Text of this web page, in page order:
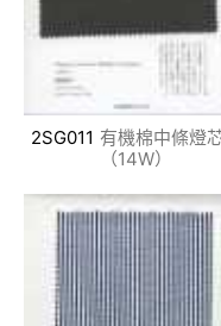
2SG011 有機棉中條燈
（14W）